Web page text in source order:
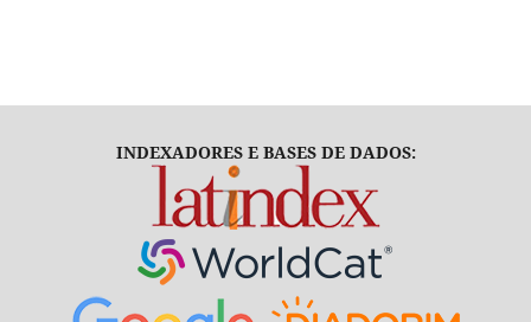
INDEXADORES E BASES DE DADOS: